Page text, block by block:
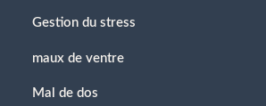
Gestion du stress
maux de ventre
Mal de dos